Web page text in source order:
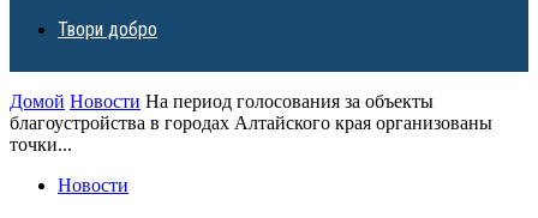
Твори добро
Домой Новости На период голосования за объекты
благоустройства в городах Алтайского края организованы
точки...
Новости